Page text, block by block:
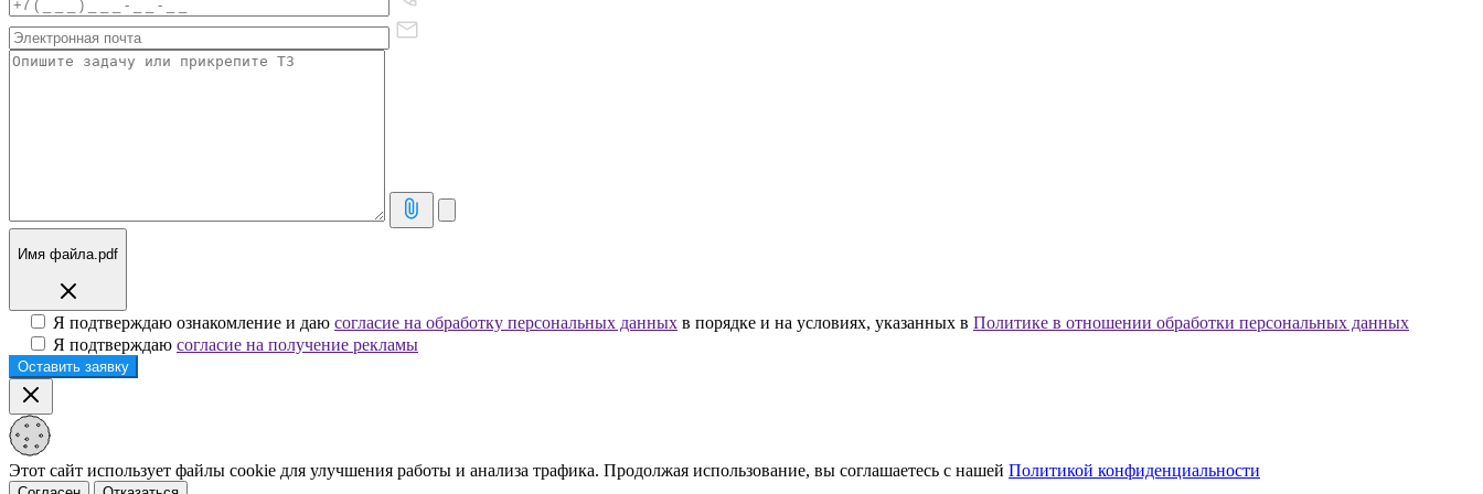
Имя файла.pdf
Я подтверждаю ознакомление и даю согласие на обработку персональных данных в порядке и на условиях, указанных в Политике в отношении обработки персональных данных
Я подтверждаю согласие на получение рекламы
Этот сайт использует файлы cookie для улучшения работы и анализа трафика. Продолжая использование, вы соглашаетесь с нашей Политикой конфиденциальности